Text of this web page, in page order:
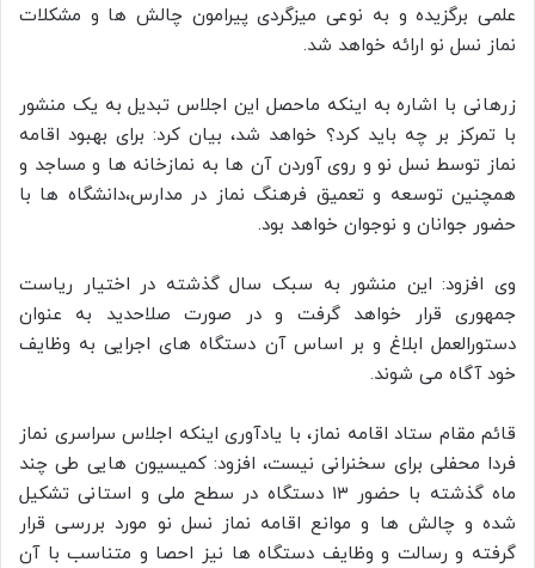
علمی برگزیده و به نوعی میزگردی پیرامون چالش ها و مشکلات
نماز نسل نو ارائه خواهد شد.
زرهانی با اشاره به اینکه ماحصل این اجلاس تبدیل به یک منشور
با تمرکز بر چه باید کرد؟ خواهد شد، بیان کرد: برای بهبود اقامه
نماز توسط نسل نو و روی آوردن آن ها به نمازخانه ها و مساجد و
همچنین توسعه و تعمیق فرهنگ نماز در مدارس،دانشگاه ها با
حضور جوانان و نوجوان خواهد بود.
وی افزود: این منشور به سبک سال گذشته در اختیار ریاست
جمهوری قرار خواهد گرفت و در صورت صلاحدید به عنوان
دستورالعمل ابلاغ و بر اساس آن دستگاه های اجرایی به وظایف
خود آگاه می شوند.
قائم مقام ستاد اقامه نماز، با یادآوری اینکه اجلاس سراسری نماز
فردا محفلی برای سخنرانی نیست، افزود: کمیسیون هایی طی چند
ماه گذشته با حضور ۱۳ دستگاه در سطح ملی و استانی تشکیل
شده و چالش ها و موانع اقامه نماز نسل نو مورد بررسی قرار
گرفته و رسالت و وظایف دستگاه ها نیز احصا و متناسب با آن